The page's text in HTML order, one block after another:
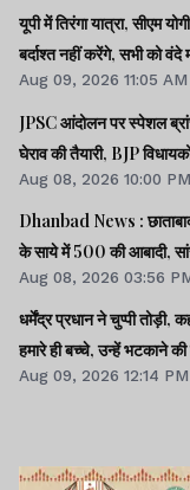
यूपी में तिरंगा यात्रा, सीएम
बर्दाश्त नहीं करेंगे, सभी को वंदे
Aug 09, 2026 11:05 AM
JPSC आंदोलन पर स्पेशल
घेराव की तैयारी, BJP
टास्क
Aug 08, 2026 10:00 PM
Dhanbad News :
के साये में 500 की आबादी,
Aug 08, 2026 03:56
धर्मेंद्र प्रधान ने चुप्पी तोड़ी,
Aug 09, 2026 12:14 PM